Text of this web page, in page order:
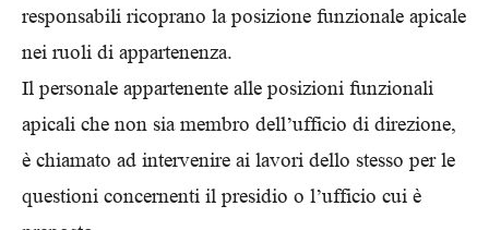
responsabili ricoprano la posizione funzionale apicale
nei ruoli di appartenenza.
Il personale appartenente alle posizioni funzionali
apicali che non sia membro dell’ufficio di direzione,
è chiamato ad intervenire ai lavori dello stesso per le
questioni concernenti il presidio o l’ufficio cui è